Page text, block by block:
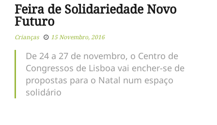
Feira de Solidariedade Novo
Futuro
Crianças 15 Novembro, 2016
De 24 a 27 de novembro, o Centro de
Congressos de Lisboa vai encher-se de
propostas para o Natal num espaço
solidário